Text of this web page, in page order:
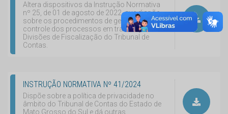
Altera dispositivos da Instrução Normativa
nº 25, de 01 de agosto de 2022, que dispõe
sobre os procedimentos de gestão e
controle dos processos em tramitação nas
Divisões de Fiscalização do Tribunal de
Contas.
INSTRUÇÃO NORMATIVA Nº 41/2024
Dispõe sobre a política de privacidade no
âmbito do Tribunal de Contas do Estado de
Mato Grosso do Sul e dá outras